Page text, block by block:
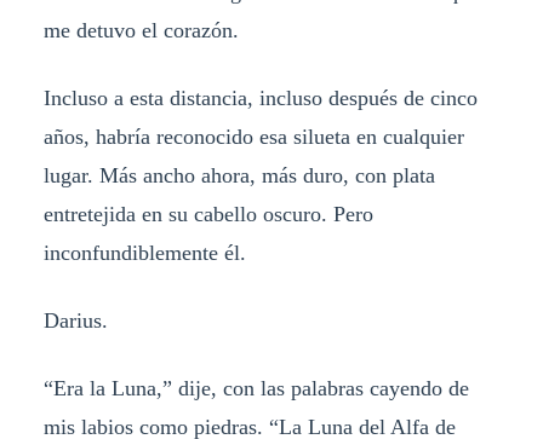
me detuvo el corazón.
Incluso a esta distancia, incluso después de cinco
años, habría reconocido esa silueta en cualquier
lugar. Más ancho ahora, más duro, con plata
entretejida en su cabello oscuro. Pero
inconfundiblemente él.
Darius.
“Era la Luna,” dije, con las palabras cayendo de
mis labios como piedras. “La Luna del Alfa de